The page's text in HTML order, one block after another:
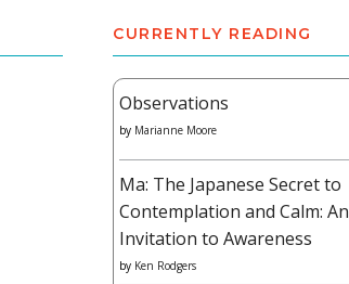
CURRENTLY READING
Observations
by Marianne Moore
Ma: The Japanese Secret to
Contemplation and Calm: An
Invitation to Awareness
by Ken Rodgers